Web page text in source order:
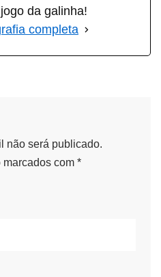
da galinha!
completa
não será publicado.
com *